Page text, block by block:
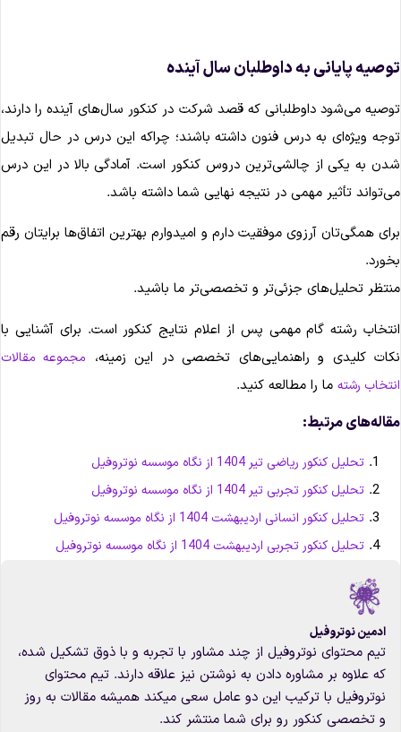
پایانی به داوطلبان سال آینده
می‌شود داوطلبانی که قصد شرکت در کنکور سال‌های آینده را دارند،
ویژه‌ای به درس فنون داشته باشند؛ چراکه این درس در حال تبدیل
به یکی از چالشی‌ترین دروس کنکور است. آمادگی بالا در این درس
تأثیر مهمی در نتیجه نهایی شما داشته باشد.
همگی‌تان آرزوی موفقیت دارم و امیدوارم بهترین اتفاق‌ها برایتان رقم
تحلیل‌های جزئی‌تر و تخصصی‌تر ما باشید.
رشته گام مهمی پس از اعلام نتایج کنکور است. برای آشنایی با
کلیدی و راهنمایی‌های تخصصی در این زمینه، مجموعه مقالات
رشتهما را مطالعه کنید.
مرتبط:
تحلیل کنکور ریاضی تیر 1404 از نگاه موسسه نوتروفیل
تحلیل کنکور تجربی تیر 1404 از نگاه موسسه نوتروفیل
تحلیل کنکور انسانی اردیبهشت 1404 از نگاه موسسه نوتروفیل
تحلیل کنکور تجربی اردیبهشت 1404 از نگاه موسسه نوتروفیل
ادمین نوتروفیل
تیم محتوای نوتروفیل از چند مشاور با تجربه و با ذوق تشکیل شده،
که علاوه بر مشاوره دادن به نوشتن نیز علاقه دارند. تیم محتوای
نوتروفیل با ترکیب این دو عامل سعی میکند همیشه مقالات به روز
و تخصصی کنکور رو برای شما منتشر کند.